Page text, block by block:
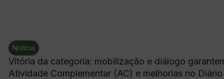
Notícia
Vitória da categoria: mobilização e diálogo
Atividade Complementar (AC) e melhorias no